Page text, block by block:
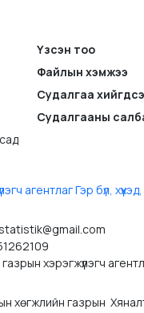
Үзсэн тоо
Файлын хэмжээ
Судалгаа
Судалгааны
агентлаг Гэр бүл,
хэрэгжүүлэгч
хөгжлийн газрын